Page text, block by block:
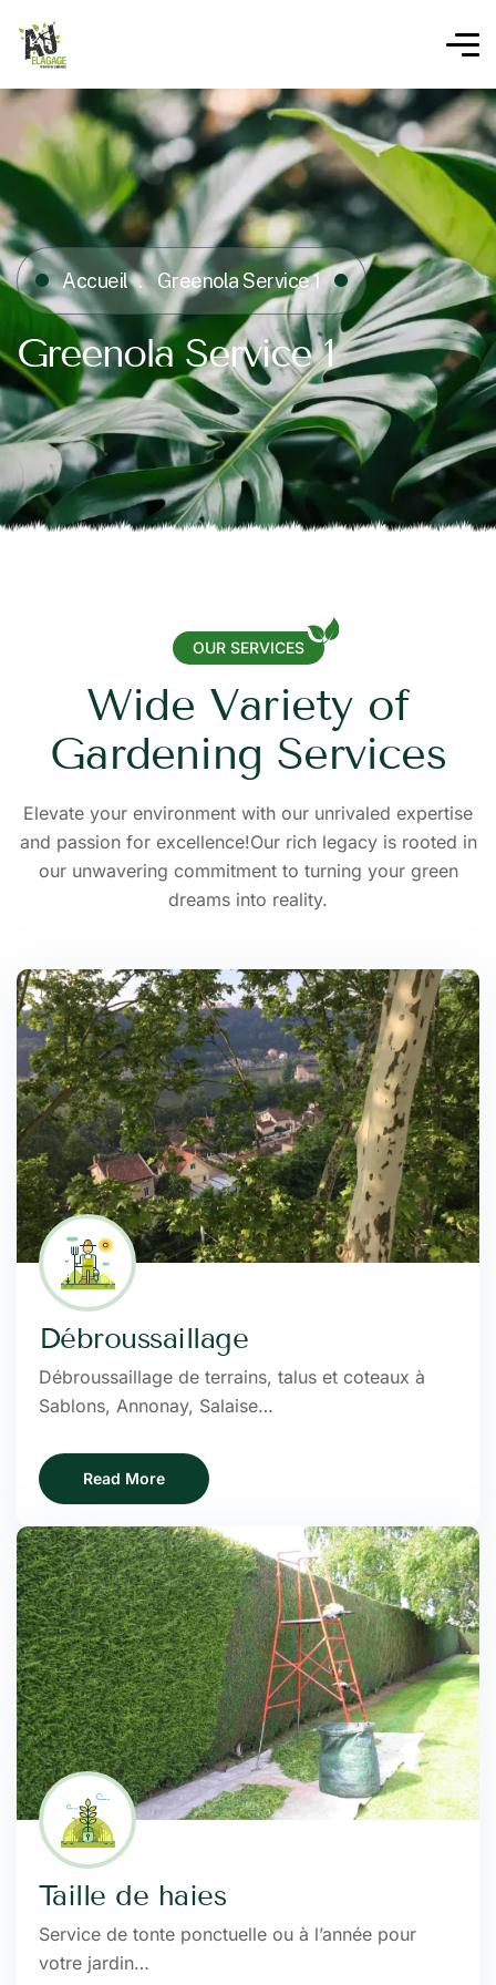
Accueil Greenola Service 1
Greenola Service 1
OUR SERVICES
Wide Variety of
Gardening Services
Elevate your environment with our unrivaled expertise
and passion for excellence!Our rich legacy is rooted in
our unwavering commitment to turning your green
dreams into reality.
Débroussaillage
Débroussaillage de terrains, talus et coteaux à
Sablons, Annonay, Salaise…
Read More
Taille de haies
Service de tonte ponctuelle ou à l’année pour
votre jardin…